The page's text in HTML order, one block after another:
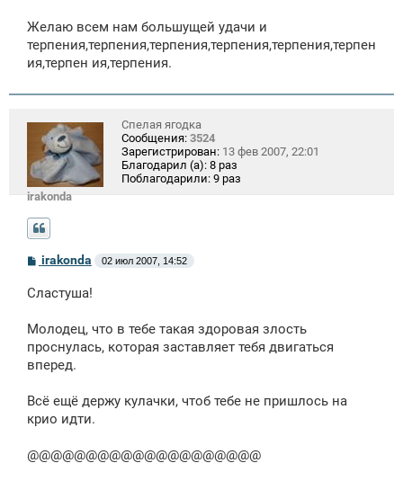
Желаю всем нам большущей удачи и
терпения,терпения,терпения,терпения,терпения,терпен
ия,терпен ия,терпения.
irakonda
Спелая ягодка
Сообщения: 3524
Зарегистрирован: 13 фев 2007, 22:01
Благодарил (а): 8 раз
Поблагодарили: 9 раз
С
о
б
н
и
е
irakonda 02 июл 2007, 14:52
Сластуша!
Молодец, что в тебе такая здоровая злость
проснулась, которая заставляет тебя двигаться
вперед.
Всё ещё держу кулачки, чтоб тебе не пришлось на
крио идти.
@@@@@@@@@@@@@@@@@@@@